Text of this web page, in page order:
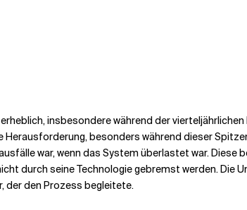
insbesondere während der
besonders während dieser
war, wenn das System überlastet war. Diese
durch seine Technologie gebremst werden.
der den Prozess begleitete.